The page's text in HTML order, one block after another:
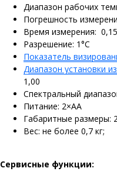
Диапазон рабочих
Погрешность
Время измерения:
Разрешение: 1°С
Показатель
Диапазон установки
1,00
Спектральный
Питание: 2×AA
Габаритные размеры:
Вес: не более 0,7 кг;
Сервисные функции: